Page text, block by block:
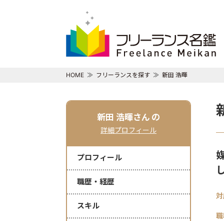
HOME フリーランスを探す 新田 浩暉
新田 浩暉さん の
詳細プロフィール
プロフィール
職歴・経歴
スキル